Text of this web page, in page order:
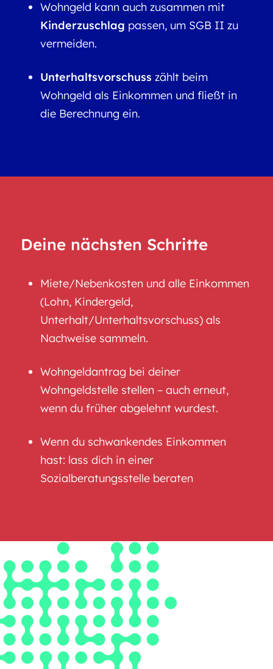
Wohngeld kann auch zusammen mit
Kinderzuschlag passen, um SGB II zu
vermeiden.
Unterhaltsvorschuss zählt beim
Wohngeld als Einkommen und fließt in
die Berechnung ein.
Deine nächsten Schritte
Miete/Nebenkosten und alle Einkommen
(Lohn, Kindergeld,
Unterhalt/Unterhaltsvorschuss) als
Nachweise sammeln.
Wohngeldantrag bei deiner
Wohngeldstelle stellen – auch erneut,
wenn du früher abgelehnt wurdest.
Wenn du schwankendes Einkommen
hast: lass dich in einer
Sozialberatungsstelle beraten